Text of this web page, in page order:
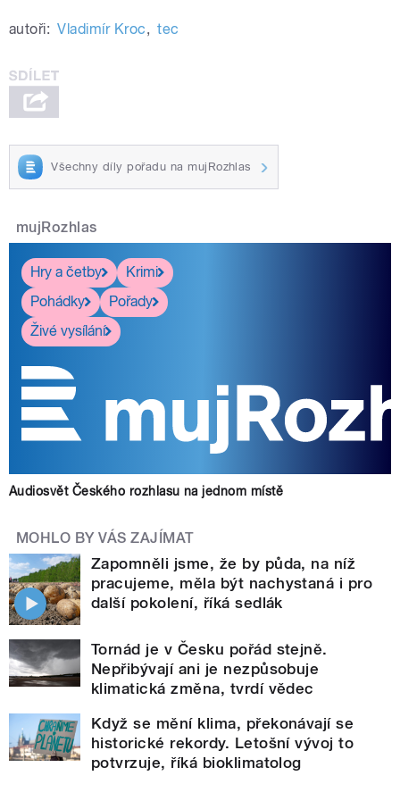
autoři: Vladimír Kroc, tec
Všechny díly pořadu na mujRozhlas
mujRozhlas
Hry a četby
Krimi
Pohádky
Pořady
Živé vysílání
Audiosvět Českého rozhlasu na jednom místě
MOHLO BY VÁS ZAJÍMAT
Zapomněli jsme, že by půda, na níž
pracujeme, měla být nachystaná i pro
další pokolení, říká sedlák
Tornád je v Česku pořád stejně.
Nepřibývají ani je nezpůsobuje
klimatická změna, tvrdí vědec
Když se mění klima, překonávají se
historické rekordy. Letošní vývoj to
potvrzuje, říká bioklimatolog